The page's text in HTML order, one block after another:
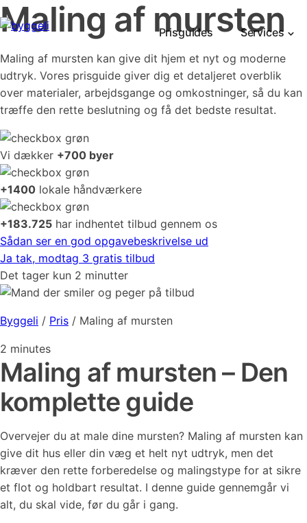
Prisguides Services
Maling af mursten
Maling af mursten kan give dit hjem et nyt og moderne
udtryk. Vores prisguide giver dig et detaljeret overblik
over materialer, arbejdsgange og omkostninger, så du kan
træffe den rette beslutning og få det bedste resultat.
Vi dækker +700 byer
+1400 lokale håndværkere
+183.725 har indhentet tilbud gennem os
Sådan ser en god opgavebeskrivelse ud
Ja tak, modtag 3 gratis tilbud
Det tager kun 2 minutter
Byggeli / Pris / Maling af mursten
2 minutes
Maling af mursten – Den
komplette guide
Overvejer du at male dine mursten? Maling af mursten kan
give dit hus eller din væg et helt nyt udtryk, men det
kræver den rette forberedelse og malingstype for at sikre
et flot og holdbart resultat. I denne guide gennemgår vi
alt, du skal vide, før du går i gang.